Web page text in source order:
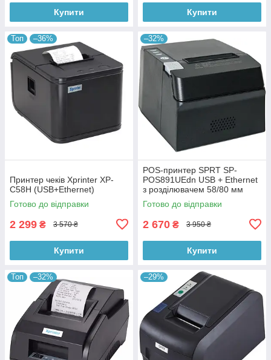
Купити Купити
Топ –36%
Принтер чеків Xprinter XP-
C58H (USB+Ethernet)
Готово до відправки
2 299 ₴ 3 570 ₴
Купити
–32%
POS-принтер SPRT SP-
POS891UEdn USB + Ethernet
з розділювачем 58/80 мм
Готово до відправки
2 670 ₴ 3 950 ₴
Купити
Топ –32% –29%